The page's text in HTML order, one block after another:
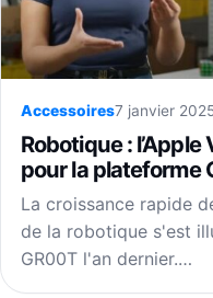
Accessoires7 janvier
Robotique :
pour la plateforme
La croissance rapide
de la robotique s'est
GR00T l'an dernier.…